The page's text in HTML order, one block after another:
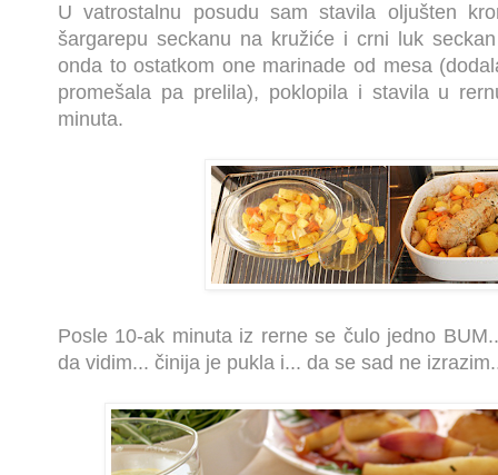
U vatrostalnu posudu sam stavila oljušten
šargarepu seckanu na kružiće i crni luk
onda to ostatkom one marinade od mesa
promešala pa prelila), poklopila i stavila u
minuta.
Posle 10-ak minuta iz rerne se čulo jedno
da vidim... činija je pukla i... da se sad ne